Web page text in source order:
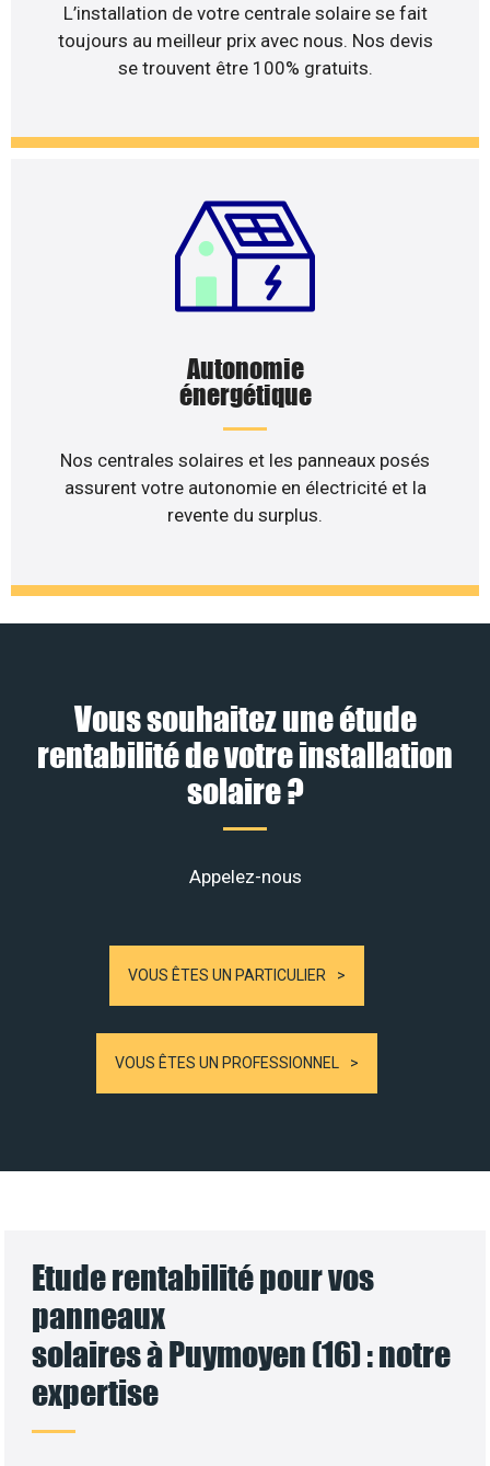
L’installation de votre centrale solaire se fait
toujours au meilleur prix avec nous. Nos devis
se trouvent être 100% gratuits.
Autonomie
énergétique
Nos centrales solaires et les panneaux posés
assurent votre autonomie en électricité et la
revente du surplus.
Vous souhaitez une étude
rentabilité de votre installation
solaire ?
Appelez-nous
VOUS ÊTES UN PARTICULIER
VOUS ÊTES UN PROFESSIONNEL
Etude rentabilité pour vos
panneaux
solaires à Puymoyen (16) : notre
expertise